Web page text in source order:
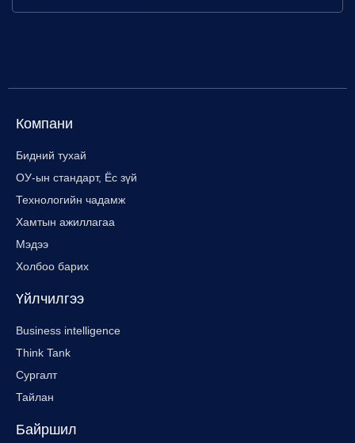
Компани
Бидний тухай
ОУ-ын стандарт, Ёс зүй
Технологийн чадамж
Хамтын ажиллагаа
Мэдээ
Холбоо барих
Үйлчилгээ
Business intelligence
Think Tank
Сургалт
Тайлан
Байршил